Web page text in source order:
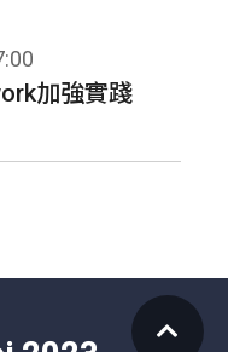
加強實踐